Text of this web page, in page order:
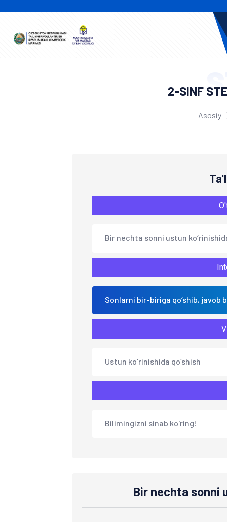
2-SINF
Asosiy
Bir nechta sonni ustun
Sonlarni bir-biriga qo‘shib, javob
Ustun ko‘rinishida qo‘shish
Bilimingizni sinab ko'ring!
Bir nechta sonni